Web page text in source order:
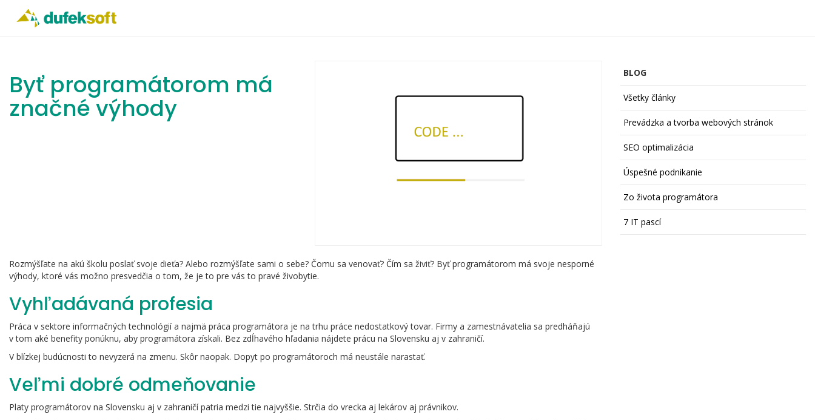
Byť programátorom má
značné výhody
Rozmýšľate na akú školu poslať svoje dieťa? Alebo rozmýšľate sami o sebe? Čomu sa venovať? Čím sa živiť? Byť programátorom má svoje nesporné
výhody, ktoré vás možno presvedčia o tom, že je to pre vás to pravé živobytie.
Vyhľadávaná profesia
Práca v sektore informačných technológií a najmä práca programátora je na trhu práce nedostatkový tovar. Firmy a zamestnávatelia sa predháňajú
v tom aké benefity ponúknu, aby programátora získali. Bez zdĺhavého hľadania nájdete prácu na Slovensku aj v zahraničí.
V blízkej budúcnosti to nevyzerá na zmenu. Skôr naopak. Dopyt po programátoroch má neustále narastať.
Veľmi dobré odmeňovanie
Platy programátorov na Slovensku aj v zahraničí patria medzi tie najvyššie. Strčia do vrecka aj lekárov aj právnikov.
BLOG
Všetky články
Prevádzka a tvorba webových stránok
SEO optimalizácia
Úspešné podnikanie
Zo života programátora
7 IT pascí